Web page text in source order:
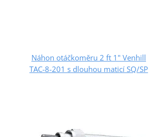
Náhon otáčkoměru 2 ft 1" Venhill
TAC-8-201 s dlouhou maticí SQ/SP